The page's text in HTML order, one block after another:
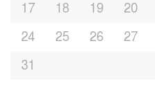
17
18 19 20
24
25 26 27
31